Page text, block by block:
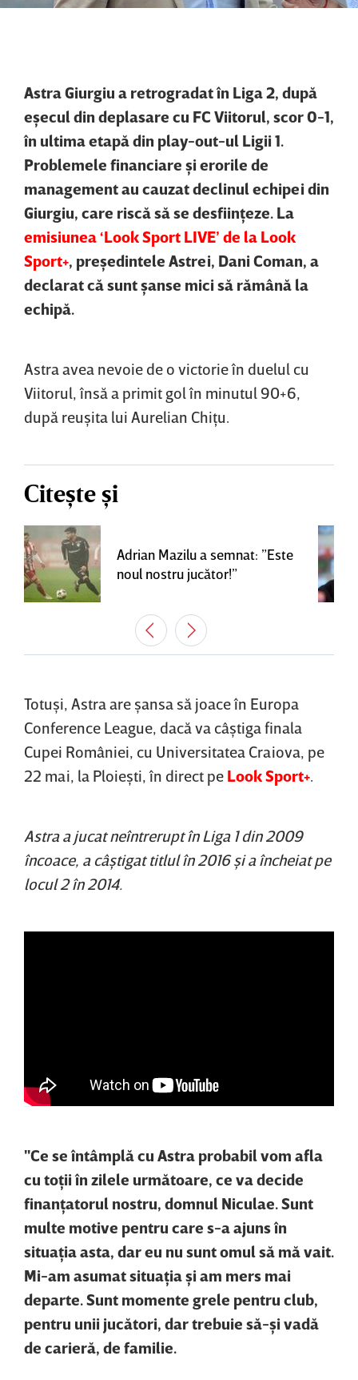
Astra Giurgiu a retrogradat în Liga 2, după
eşecul din deplasare cu FC Viitorul, scor 0-1,
în ultima etapă din play-out-ul Ligii 1.
Problemele financiare şi erorile de
management au cauzat declinul echipei din
Giurgiu, care riscă să se desfiinţeze. La
emisiunea ‘Look Sport LIVE’ de la Look
Sport+, preşedintele Astrei, Dani Coman, a
declarat că sunt şanse mici să rămână la
echipă.
Astra avea nevoie de o victorie în duelul cu
Viitorul, însă a primit gol în minutul 90+6,
după reuşita lui Aurelian Chiţu.
Citește și
Adrian Mazilu a semnat: ”Este
noul nostru jucător!”
Totuşi, Astra are şansa să joace în Europa
Conference League, dacă va câştiga finala
Cupei României, cu Universitatea Craiova, pe
22 mai, la Ploieşti, în direct pe Look Sport+.
Astra a jucat neîntrerupt în Liga 1 din 2009
încoace, a câştigat titlul în 2016 şi a încheiat pe
locul 2 în 2014.
"Ce se întâmplă cu Astra probabil vom afla
cu toţii în zilele următoare, ce va decide
finanţatorul nostru, domnul Niculae. Sunt
multe motive pentru care s-a ajuns în
situaţia asta, dar eu nu sunt omul să mă vait.
Mi-am asumat situaţia şi am mers mai
departe. Sunt momente grele pentru club,
pentru unii jucători, dar trebuie să-şi vadă
de carieră, de familie.